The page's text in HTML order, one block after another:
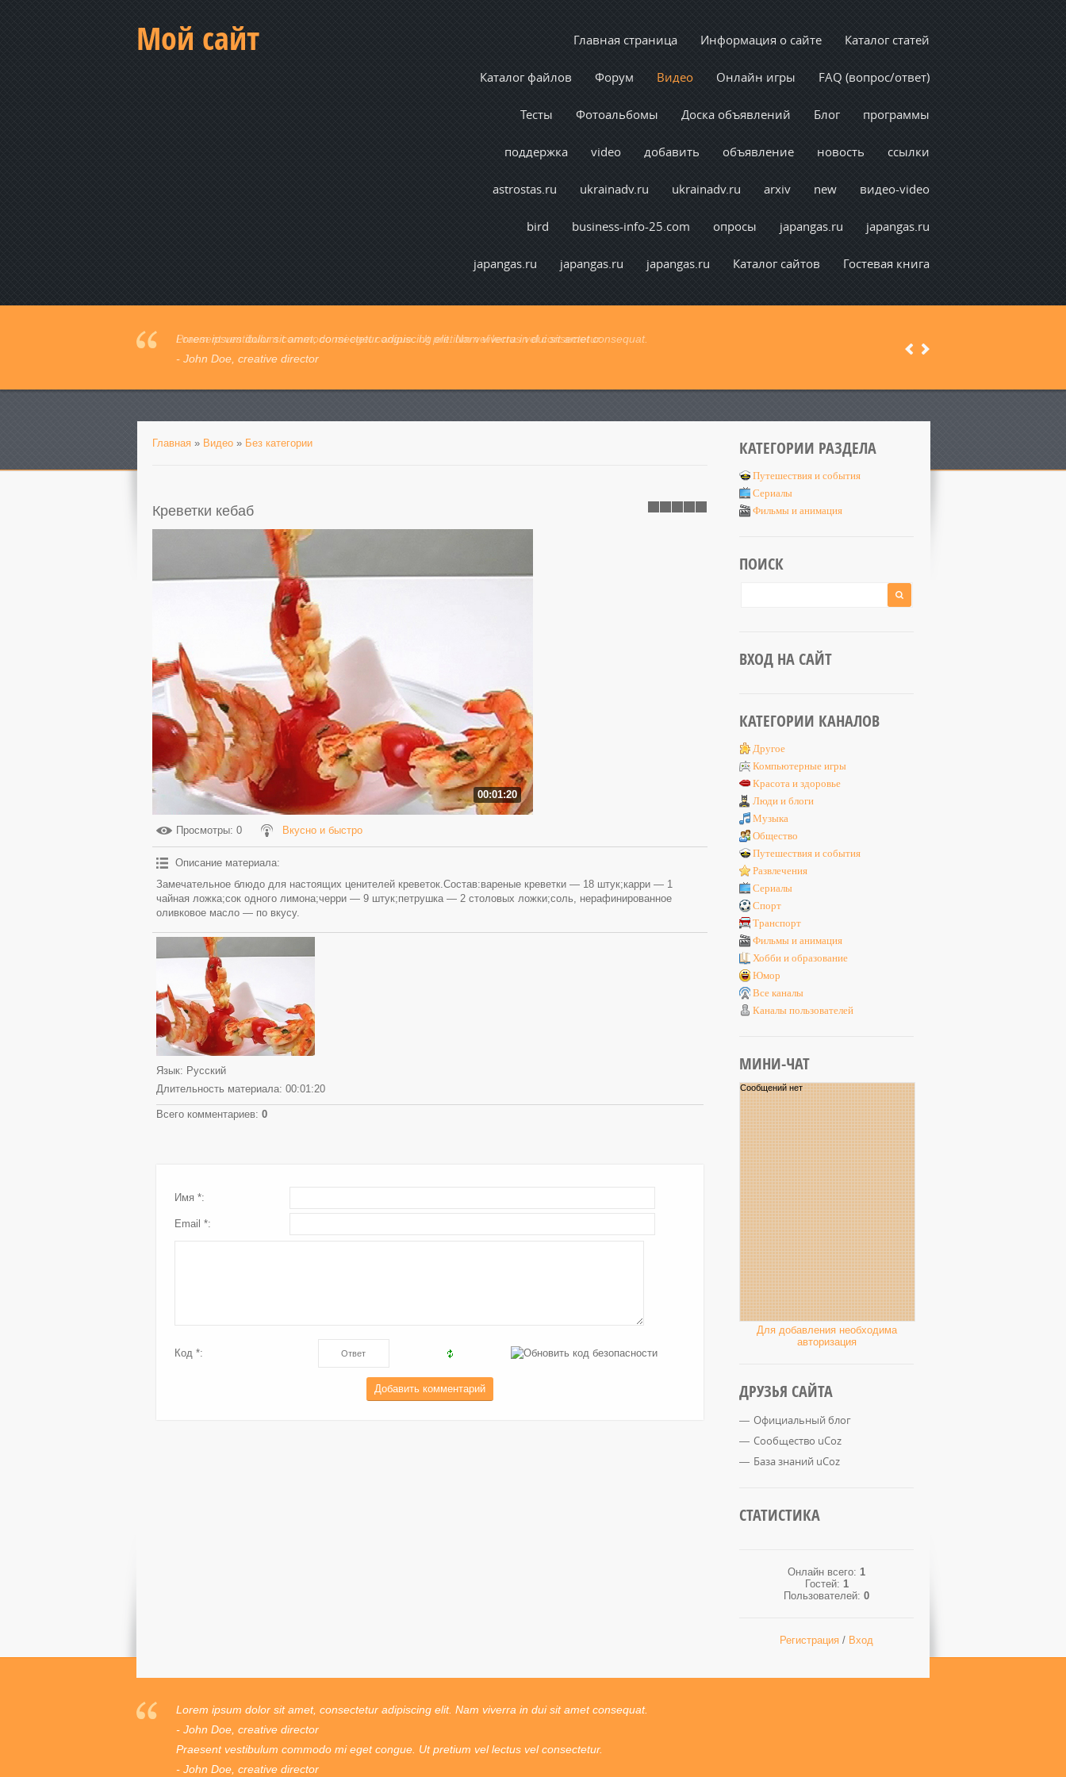
Мой сайт Главная страница Информация о сайте Каталог статей
Каталог файлов Форум Видео Онлайн игры FAQ (вопрос/ответ)
Тесты Фотоальбомы Доска объявлений Блог программы
поддержка video добавить объявление новость ссылки
astrostas.ru ukrainadv.ru ukrainadv.ru arxiv new видео-video
bird business-info-25.com опросы japangas.ru japangas.ru
japangas.ru japangas.ru japangas.ru Каталог сайтов Гостевая книга
Praesent vestibulum commodo mi eget congue. Ut pretium vel lectus vel consectetur.
- John Doe, creative director
Previous
Главная » Видео » Без категории
Креветки кебаб
00:01:20
Просмотры: 0 Вкусно и быстро
Описание материала:
Замечательное блюдо для настоящих ценителей креветок.Состав:вареные креветки — 18 штук;карри — 1
чайная ложка;сок одного лимона;черри — 9 штук;петрушка — 2 столовых ложки;соль, нерафинированное
оливковое масло — по вкусу.
Язык: Русский
Длительность материала: 00:01:20
Всего комментариев: 0
Имя *:
Email *:
Код *:
КАТЕГОРИИ РАЗДЕЛА
Путешествия и события
Сериалы
Фильмы и анимация
ПОИСК
ВХОД НА САЙТ
КАТЕГОРИИ КАНАЛОВ
Другое
Компьютерные игры
Красота и здоровье
Люди и блоги
Музыка
Общество
Путешествия и события
Развлечения
Сериалы
Спорт
Транспорт
Фильмы и анимация
Хобби и образование
Юмор
Все каналы
Каналы пользователей
МИНИ-ЧАТ
Для добавления необходима
авторизация
ДРУЗЬЯ САЙТА
Официальный блог
Сообщество uCoz
База знаний uCoz
СТАТИСТИКА
Онлайн всего: 1
Гостей: 1
Пользователей: 0
Регистрация / Вход
Lorem ipsum dolor sit amet, consectetur adipiscing elit. Nam viverra in dui sit amet consequat.
- John Doe, creative director
Praesent vestibulum commodo mi eget congue. Ut pretium vel lectus vel consectetur.
- John Doe, creative director